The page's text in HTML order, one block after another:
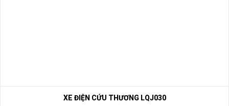
XE ĐIỆN CỨU THƯƠNG LQJ030